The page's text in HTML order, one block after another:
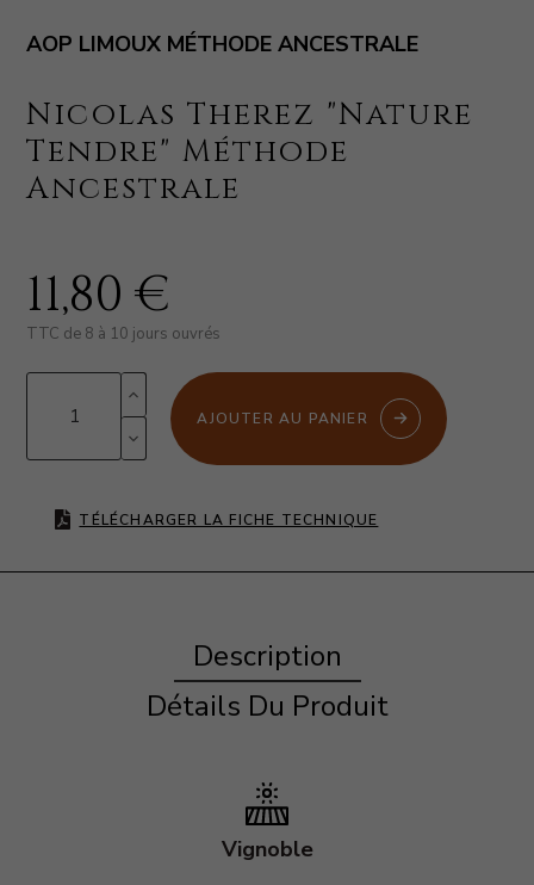
AOP LIMOUX MÉTHODE ANCESTRALE
Nicolas Therez "Nature
Tendre" Méthode
Ancestrale
11,80 €
TTC de 8 à 10 jours ouvrés
AJOUTER AU PANIER
TÉLÉCHARGER LA FICHE TECHNIQUE
Description
Détails Du Produit
Vignoble